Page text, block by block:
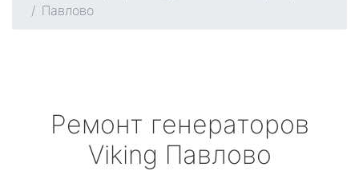
Павлово
Ремонт генераторов
Viking Павлово